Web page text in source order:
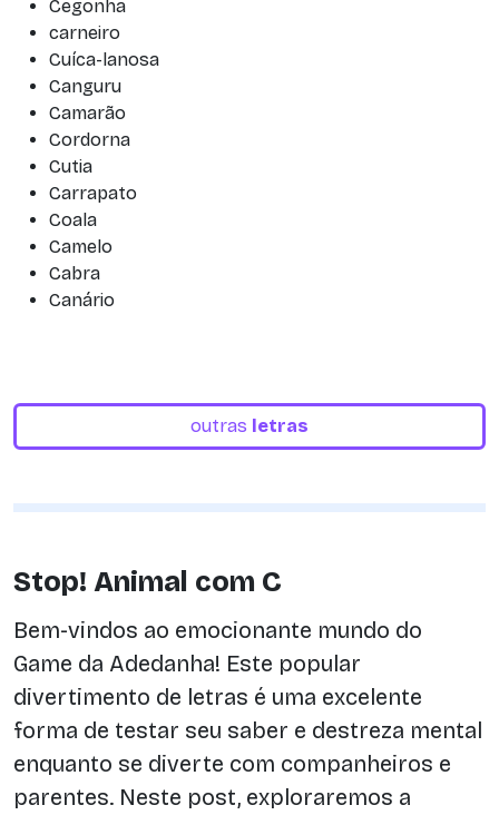
Cegonha
carneiro
Cuíca-lanosa
Canguru
Camarão
Cordorna
Cutia
Carrapato
Coala
Camelo
Cabra
Canário
outras letras
Stop! Animal com C
Bem-vindos ao emocionante mundo do
Game da Adedanha! Este popular
divertimento de letras é uma excelente
forma de testar seu saber e destreza mental
enquanto se diverte com companheiros e
parentes. Neste post, exploraremos a